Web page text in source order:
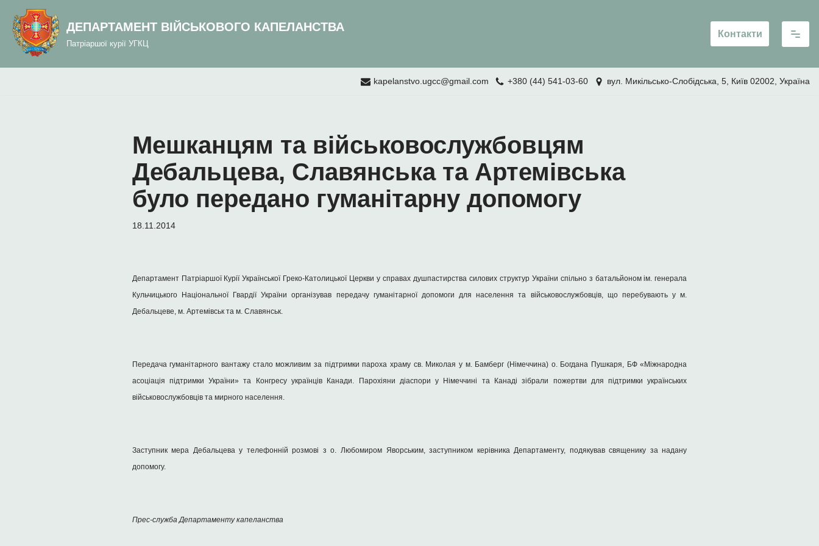
вмісту
Перейти
вмісту
ДЕПАРТАМЕНТ ВІЙСЬКОВОГО КАПЕЛАНСТВА
Патріаршої курії УГКЦ
Контакти
kapelanstvo.ugcc@gmail.com +380 (44) 541-03-60 вул. Микільсько-Слобідська, 5, Київ 02002, Україна
Мешканцям та військовослужбовцям
Дебальцева, Славянська та Артемівська
було передано гуманітарну допомогу
18.11.2014
Департамент Патріаршої Курії Української Греко-Католицької Церкви у справах душпастирства силових структур України спільно з батальйоном ім. генерала
Кульчицького Національної Гвардії України організував передачу гуманітарної допомоги для населення та військовослужбовців, що перебувають у м.
Дебальцеве, м. Артемівськ та м. Славянськ.
Передача гуманітарного вантажу стало можливим за підтримки пароха храму св. Миколая у м. Бамберг (Німеччина) о. Богдана Пушкаря, БФ «Міжнародна
асоціація підтримки України» та Конгресу українців Канади. Парохіяни діаспори у Німеччині та Канаді зібрали пожертви для підтримки українських
військовослужбовців та мирного населення.
Заступник мера Дебальцева у телефонній розмові з о. Любомиром Яворським, заступником керівника Департаменту, подякував священику за надану
допомогу.
Прес-служба Департаменту капеланства